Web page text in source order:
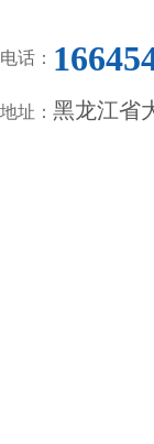
电话：
地址： 黑龙江省